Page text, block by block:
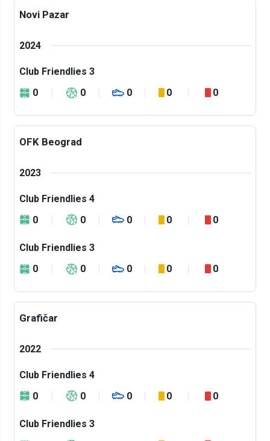
Novi Pazar
2024
Club Friendlies 3
0
0 0 0 0
OFK Beograd
2023
Club Friendlies 4
0
0 0 0 0
Club Friendlies 3
0
0 0 0 0
Grafičar
2022
Club Friendlies 4
0
0 0 0 0
Club Friendlies 3